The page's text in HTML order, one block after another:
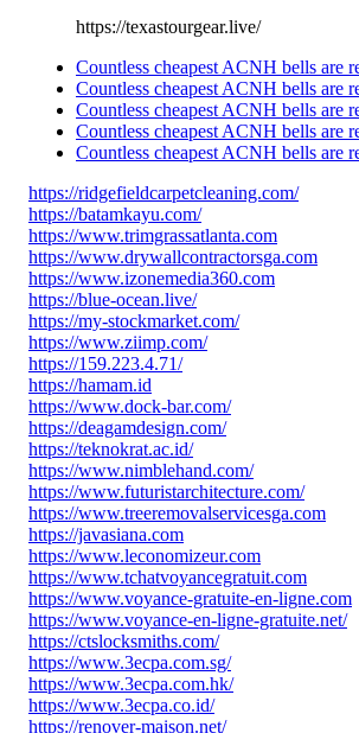
https://texastourgear.live/
Countless cheapest ACNH bells are
Countless cheapest ACNH bells are
Countless cheapest ACNH bells are
Countless cheapest ACNH bells are
Countless cheapest ACNH bells are
https://ridgefieldcarpetcleaning.com/
https://batamkayu.com/
https://www.trimgrassatlanta.com
https://www.drywallcontractorsga.com
https://www.izonemedia360.com
https://blue-ocean.live/
https://my-stockmarket.com/
https://www.ziimp.com/
https://159.223.4.71/
https://hamam.id
https://www.dock-bar.com/
https://deagamdesign.com/
https://teknokrat.ac.id/
https://www.nimblehand.com/
https://www.futuristarchitecture.com/
https://www.treeremovalservicesga.com
https://javasiana.com
https://www.leconomizeur.com
https://www.tchatvoyancegratuit.com
https://www.voyance-gratuite-en-ligne.com
https://www.voyance-en-ligne-gratuite.net/
https://ctslocksmiths.com/
https://www.3ecpa.com.sg/
https://www.3ecpa.com.hk/
https://www.3ecpa.co.id/
https://renover-maison.net/